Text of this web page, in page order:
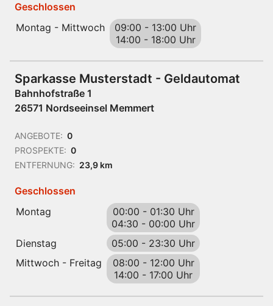
Geschlossen
Montag - Mittwoch
09:00 - 13:00 Uhr
14:00 - 18:00 Uhr
Sparkasse Musterstadt - Geldautomat
Bahnhofstraße 1
26571 Nordseeinsel Memmert
ANGEBOTE: 0
PROSPEKTE: 0
ENTFERNUNG: 23,9 km
Geschlossen
Montag
00:00 - 01:30 Uhr
04:30 - 00:00 Uhr
Dienstag
05:00 - 23:30 Uhr
Mittwoch - Freitag
08:00 - 12:00 Uhr
14:00 - 17:00 Uhr